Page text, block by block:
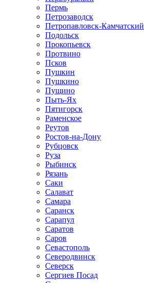
Пермь
Петрозаводск
Петропавловск-Камчатский
Подольск
Прокопьевск
Протвино
Псков
Пушкин
Пушкино
Пущино
Пыть-Ях
Пятигорск
Раменское
Реутов
Ростов-на-Дону
Рубцовск
Руза
Рыбинск
Рязань
Саки
Салават
Самара
Саранск
Сарапул
Саратов
Саров
Севастополь
Северодвинск
Северск
Сергиев Посад